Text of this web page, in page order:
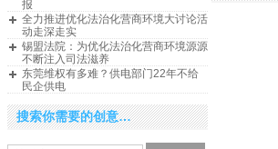
报
全力推进优化法治化营商环境大讨论活
动走深走实
锡盟法院：为优化法治化营商环境源源
不断注入司法滋养
东莞维权有多难？供电部门22年不给
民企供电
搜索你需要的创意…